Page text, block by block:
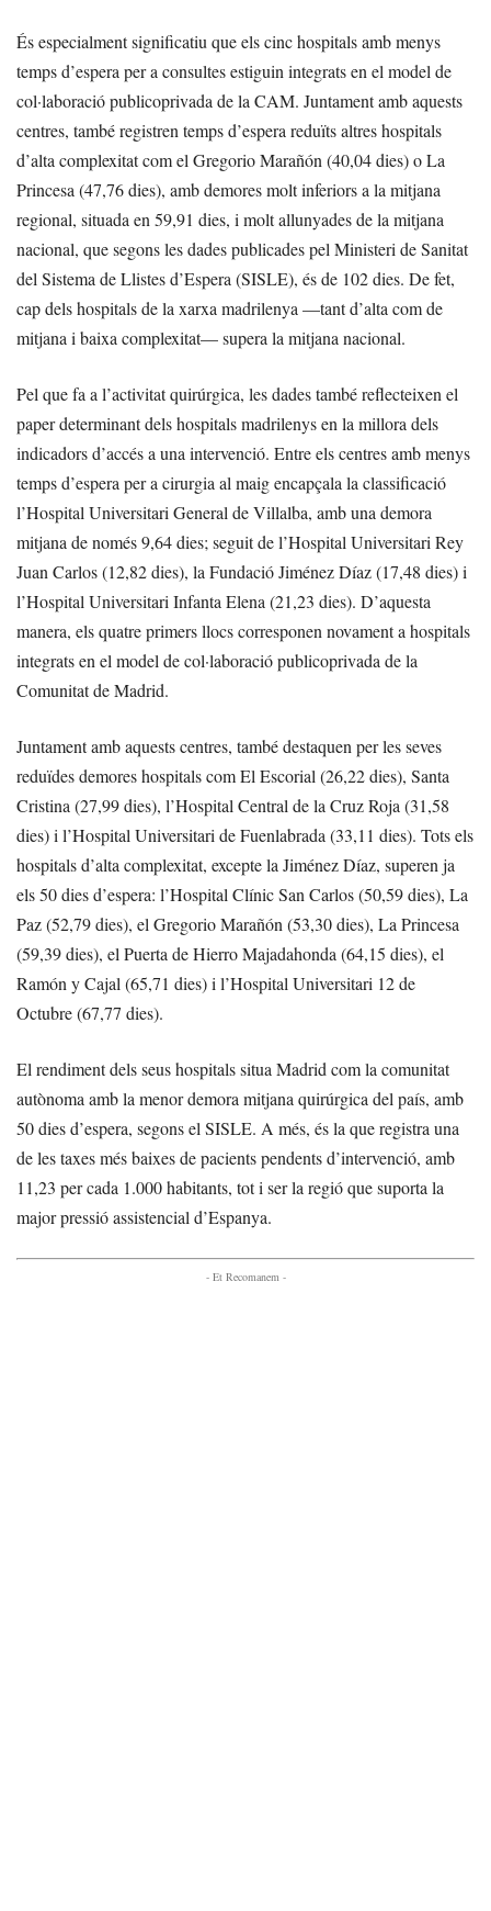
És especialment significatiu que els cinc hospitals amb menys
temps d’espera per a consultes estiguin integrats en el model de
col·laboració publicoprivada de la CAM. Juntament amb aquests
centres, també registren temps d’espera reduïts altres hospitals
d’alta complexitat com el Gregorio Marañón (40,04 dies) o La
Princesa (47,76 dies), amb demores molt inferiors a la mitjana
regional, situada en 59,91 dies, i molt allunyades de la mitjana
nacional, que segons les dades publicades pel Ministeri de Sanitat
del Sistema de Llistes d’Espera (SISLE), és de 102 dies. De fet,
cap dels hospitals de la xarxa madrilenya —tant d’alta com de
mitjana i baixa complexitat— supera la mitjana nacional.
Pel que fa a l’activitat quirúrgica, les dades també reflecteixen el
paper determinant dels hospitals madrilenys en la millora dels
indicadors d’accés a una intervenció. Entre els centres amb menys
temps d’espera per a cirurgia al maig encapçala la classificació
l’Hospital Universitari General de Villalba, amb una demora
mitjana de només 9,64 dies; seguit de l’Hospital Universitari Rey
Juan Carlos (12,82 dies), la Fundació Jiménez Díaz (17,48 dies) i
l’Hospital Universitari Infanta Elena (21,23 dies). D’aquesta
manera, els quatre primers llocs corresponen novament a hospitals
integrats en el model de col·laboració publicoprivada de la
Comunitat de Madrid.
Juntament amb aquests centres, també destaquen per les seves
reduïdes demores hospitals com El Escorial (26,22 dies), Santa
Cristina (27,99 dies), l’Hospital Central de la Cruz Roja (31,58
dies) i l’Hospital Universitari de Fuenlabrada (33,11 dies). Tots els
hospitals d’alta complexitat, excepte la Jiménez Díaz, superen ja
els 50 dies d’espera: l’Hospital Clínic San Carlos (50,59 dies), La
Paz (52,79 dies), el Gregorio Marañón (53,30 dies), La Princesa
(59,39 dies), el Puerta de Hierro Majadahonda (64,15 dies), el
Ramón y Cajal (65,71 dies) i l’Hospital Universitari 12 de
Octubre (67,77 dies).
El rendiment dels seus hospitals situa Madrid com la comunitat
autònoma amb la menor demora mitjana quirúrgica del país, amb
50 dies d’espera, segons el SISLE. A més, és la que registra una
de les taxes més baixes de pacients pendents d’intervenció, amb
11,23 per cada 1.000 habitants, tot i ser la regió que suporta la
major pressió assistencial d’Espanya.
- Et Recomanem -